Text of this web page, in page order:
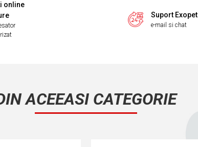
online
Suport Exopet
e-mail si chat
ACEEASI CATEGORIE